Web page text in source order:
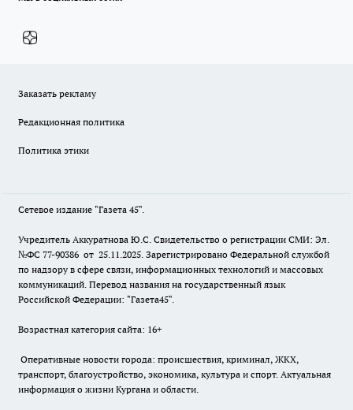
Заказать рекламу
Редакционная политика
Политика этики
Сетевое издание "Газета 45".
Учредитель Аккуратнова Ю.С. Свидетельство о регистрации СМИ: Эл.
№ФС 77-90386 от 25.11.2025. Зарегистрировано Федеральной службой
по надзору в сфере связи, информационных технологий и массовых
коммуникаций. Перевод названия на государственный язык
Российской Федерации: "Газета45".
Возрастная категория сайта: 16+
Оперативные новости города: происшествия, криминал, ЖКХ,
транспорт, благоустройство, экономика, культура и спорт. Актуальная
информация о жизни Кургана и области.